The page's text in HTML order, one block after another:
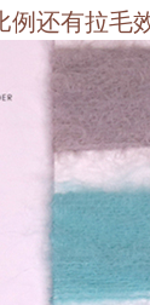
例还有拉毛